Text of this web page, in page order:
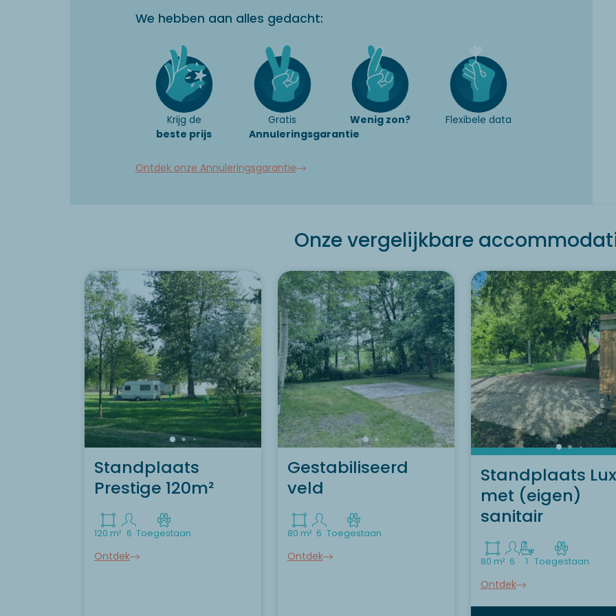
We hebben aan alles gedacht:
Krijg de
beste prijs
Gratis
Annuleringsgarantie
Wenig zon? Flexibele data
Ontdek onze Annuleringsgarantie
Onze vergelijkbare
Standplaats
Prestige 120m²
120 m² 6 Toegestaan
Ontdek
Gestabiliseerd
veld
80 m² 6 Toegestaan
Ontdek
Standplaats
met (eigen)
sanitair
80 m² 6 1 Toegestaan
Ontdek